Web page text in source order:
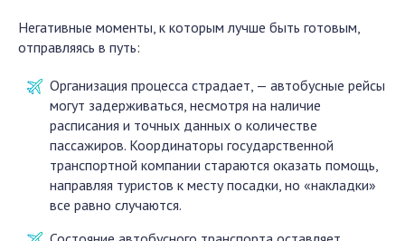
Негативные моменты, к которым лучше быть готовым,
отправляясь в путь:
Организация процесса страдает, — автобусные рейсы
могут задерживаться, несмотря на наличие
расписания и точных данных о количестве
пассажиров. Координаторы государственной
транспортной компании стараются оказать помощь,
направляя туристов к месту посадки, но «накладки»
все равно случаются.